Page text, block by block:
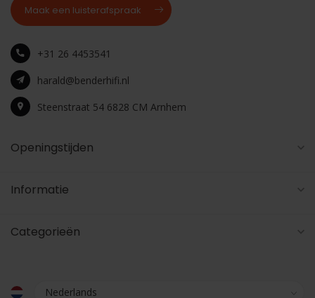
Maak een luisterafspraak
+31 26 4453541
harald@benderhifi.nl
Steenstraat 54 6828 CM Arnhem
Openingstijden
Informatie
Categorieën